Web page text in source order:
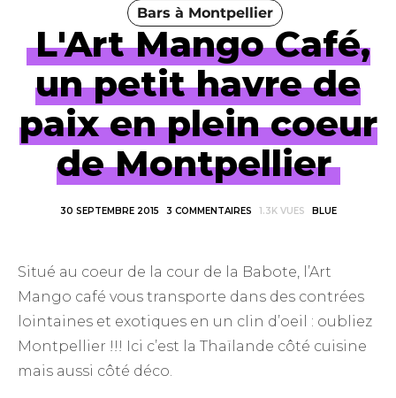
Bars à Montpellier
L'Art Mango Café,
un petit havre de
paix en plein coeur
de Montpellier
30 SEPTEMBRE 2015 3 COMMENTAIRES 1.3K VUES BLUE
Situé au coeur de la cour de la Babote, l’Art
Mango café vous transporte dans des contrées
lointaines et exotiques en un clin d’oeil : oubliez
Montpellier !!! Ici c’est la Thaïlande côté cuisine
mais aussi côté déco.